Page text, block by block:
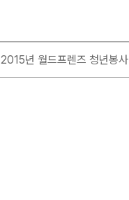
2015년 월드프렌즈 청년봉